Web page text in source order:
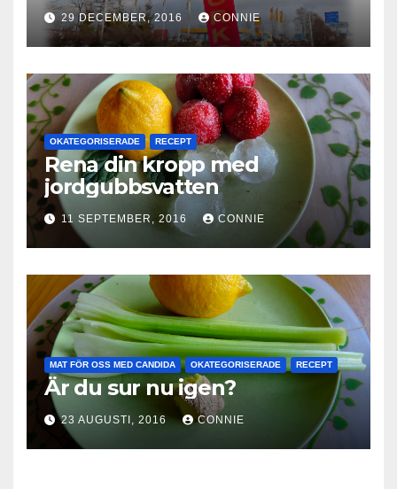
29 DECEMBER, 2016 CONNIE
OKATEGORISERADE RECEPT
Rena din kropp med
jordgubbsvatten
11 SEPTEMBER, 2016 CONNIE
MAT FÖR OSS MED CANDIDA OKATEGORISERADE RECEPT
Är du sur nu igen?
23 AUGUSTI, 2016 CONNIE